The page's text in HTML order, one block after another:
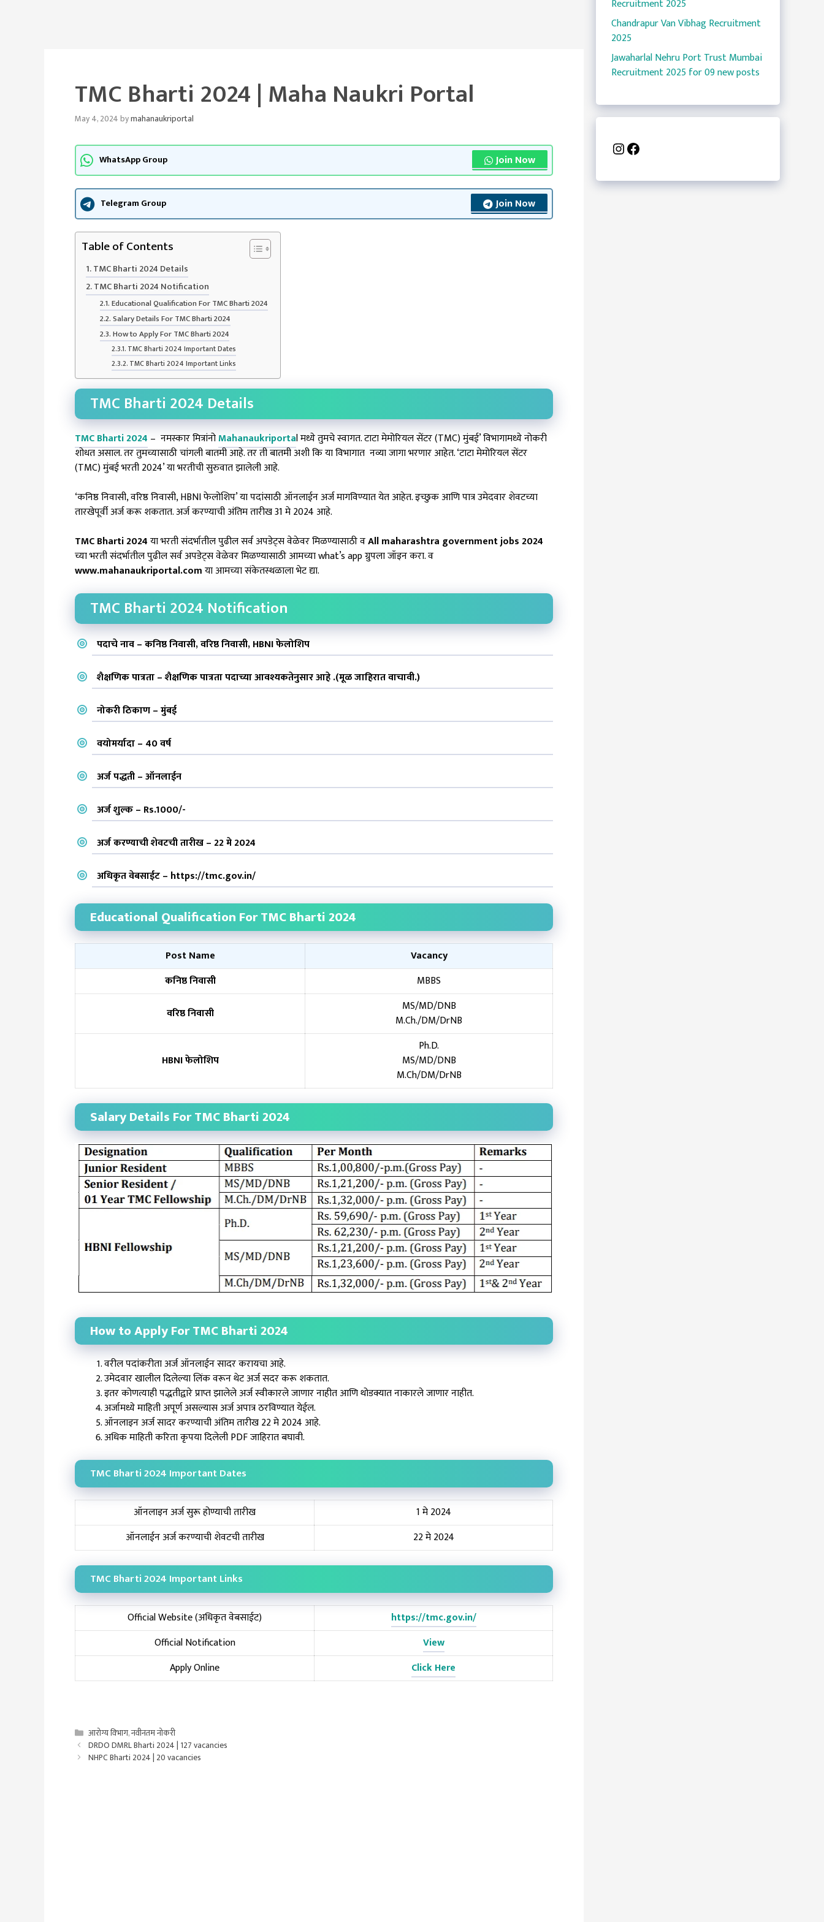
TMC Bharti 2024 | Maha Naukri Portal
May 4, 2024bymahanaukriportal
WhatsApp Group Join Now
Telegram Group Join Now
Table of Contents
TMC Bharti 2024 Details
TMC Bharti 2024 Notification
Educational Qualification For TMC Bharti 2024
Salary Details For TMC Bharti 2024
How to Apply For TMC Bharti 2024
TMC Bharti 2024 Important Dates
TMC Bharti 2024 Important Links
TMC Bharti 2024 Details
TMC Bharti 2024 – नमस्कार मित्रांनोMahanaukriportal मध्ये तुमचे स्वागत. टाटा मेमोरियल सेंटर (TMC) मुंबई’ विभागामध्ये नोकरी
शोधत असाल. तर तुमच्यासाठी चांगली बातमी आहे. तर ती बातमी अशी कि या विभागात नव्या जागा भरणार आहेत. ‘टाटा मेमोरियल सेंटर
(TMC) मुंबई भरती 2024’ या भरतीची सुरुवात झालेली आहे.
‘कनिष्ठ निवासी, वरिष्ठ निवासी, HBNI फेलोशिप’ या पदांसाठी ऑनलाईन अर्ज मागविण्यात येत आहेत. इच्छुक आणि पात्र उमेदवार शेवटच्या
तारखेपूर्वी अर्ज करू शकतात. अर्ज करण्याची अंतिम तारीख 31 मे 2024 आहे.
TMC Bharti 2024या भरती संदर्भातील पुढील सर्व अपडेट्स वेळेवर मिळण्यासाठी वAll maharashtra government jobs 2024
च्या भरती संदर्भातील पुढील सर्व अपडेट्स वेळेवर मिळण्यासाठी आमच्या what’s app ग्रुपला जॉइन करा. व
www.mahanaukriportal.comया आमच्या संकेतस्थळाला भेट द्या.
TMC Bharti 2024 Notification
पदाचे नाव – कनिष्ठ निवासी, वरिष्ठ निवासी, HBNI फेलोशिप
शैक्षणिक पात्रता – शैक्षणिक पात्रता पदाच्या आवश्यकतेनुसार आहे .(मूळ जाहिरात वाचावी.)
नोकरी ठिकाण – मुंबई
वयोमर्यादा – 40 वर्ष
अर्ज पद्धती – ऑनलाईन
अर्ज शुल्क – Rs.1000/-
अर्ज करण्याची शेवटची तारीख – 22 मे 2024
अधिकृत वेबसाईट – https://tmc.gov.in/
Educational Qualification For TMC Bharti 2024
Post Name
Vacancy
कनिष्ठ निवासी
MBBS
वरिष्ठ निवासी
MS/MD/DNB
M.Ch./DM/DrNB
HBNI फेलोशिप
Ph.D.
MS/MD/DNB
M.Ch/DM/DrNB
Salary Details For TMC Bharti 2024
How to Apply For TMC Bharti 2024
वरील पदांकरीता अर्ज ऑनलाईन सादर करायचा आहे.
उमेदवार खालील दिलेल्या लिंक वरून थेट अर्ज सदर करू शकतात.
इतर कोणत्याही पद्धतीद्वारे प्राप्त झालेले अर्ज स्वीकारले जाणार नाहीत आणि थोडक्यात नाकारले जाणार नाहीत.
अर्जामध्ये माहिती अपूर्ण असल्यास अर्ज अपात्र ठरविण्यात येईल.
ऑनलाइन अर्ज सादर करण्याची अंतिम तारीख 22 मे 2024 आहे.
अधिक माहिती करिता कृपया दिलेली PDF जाहिरात बघावी.
TMC Bharti 2024 Important Dates
ऑनलाइन अर्ज सुरू होण्याची तारीख
1 मे 2024
ऑनलाईन अर्ज करण्याची शेवटची तारीख
22 मे 2024
TMC Bharti 2024 Important Links
Official Website (अधिकृत वेबसाईट)
https://tmc.gov.in/
Official Notification
View
Apply Online
Click Here
Categories
आरोग्य विभाग,नवीनतम नोकरी
DRDO DMRL Bharti 2024 | 127 vacancies
NHPC Bharti 2024 | 20 vacancies
Recruitment 2025
Chandrapur Van Vibhag Recruitment
2025
Jawaharlal Nehru Port Trust Mumbai
Recruitment 2025 for 09 new posts
Instagram
Facebook